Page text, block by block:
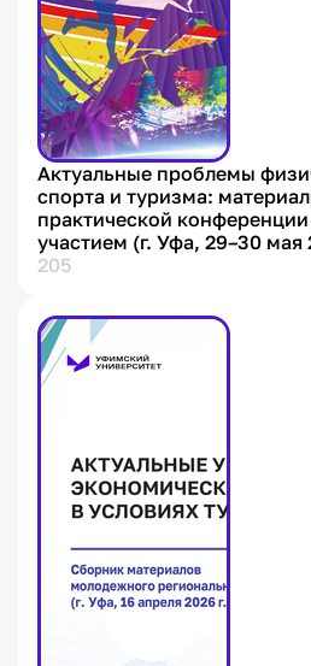
Актуальные проблемы
спорта и туризма:
практической
участием (г. Уфа, 29–30 мая
205